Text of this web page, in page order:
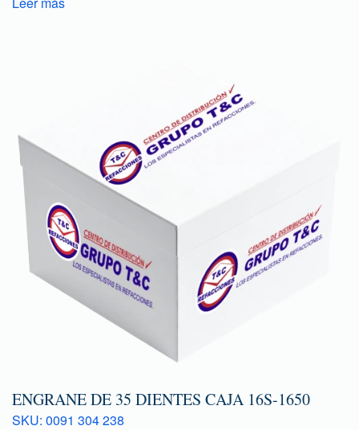
ENGRANE DE 35 DIENTES CAJA 16S-1650
SKU: 0091 304 238